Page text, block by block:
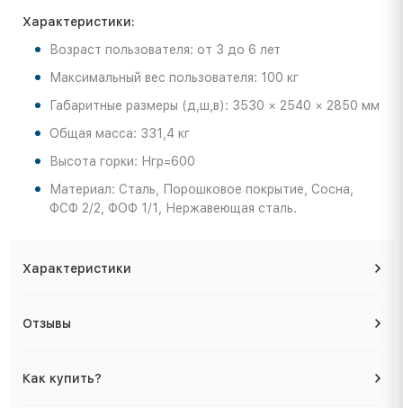
Характеристики:
Возраст пользователя: от 3 до 6 лет
Максимальный вес пользователя: 100 кг
Габаритные размеры (д,ш,в): 3530 × 2540 × 2850 мм
Общая масса: 331,4 кг
Высота горки: Нгр=600
Материал: Сталь, Порошковое покрытие, Сосна,
ФСФ 2/2, ФОФ 1/1, Нержавеющая сталь.
Характеристики
Отзывы
Как купить?